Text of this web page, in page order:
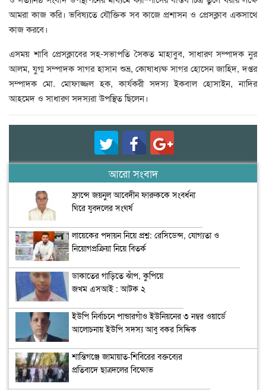
আমরা কাজ করি। ভবিষ্যতে যৌক্তিক সব কাজে প্রশাসন ও প্রেসক্লাব একসাথে
কাজ করবে।
এসময় শাবি প্রেসক্লাবের সহ-সভাপতি সৈকত মাহাবুব, সাধারণ সম্পাদক নুর
আলম, যুগ্ম সম্পাদক সাগর হাসান শুভ্র, কোষাধ্যক্ষ সাগর হোসেন জাহিদ, দপ্তর
সম্পাদক মো. মোফাজ্জল হক, কার্যকরী সদস্য ইকবাল হোসাইন, নাদির
আহমেদ ও সাধারণ সদস্যরা উপস্থিত ছিলেন।
আরো সংবাদ
ফ্রান্সে জয়নুল আবেদীন ফারুককে সংবর্ধনা
ঘিরে যুবদলের সংঘর্ষ
লায়েকের পদায়ন নিয়ে প্রশ্ন: রেসিডেন্স, যোগ্যতা ও
নিয়োগপ্রক্রিয়া নিয়ে বিতর্ক
ডাকাতের গাড়িতে ঝাঁপ, কুপিয়ে
জখম এসআই : আটক ২
ইউপি নির্বাচনে পান্ডারগাঁও ইউনিয়নের ৩ নম্বর ওয়ার্ডে
আলোচনায় ইউপি সদস্য আবু বকর সিদ্দিক
শান্তিগঞ্জে জামায়াত-শিবিরের বক্তব্যের
প্রতিবাদে ছাত্রদলের বিক্ষোভ